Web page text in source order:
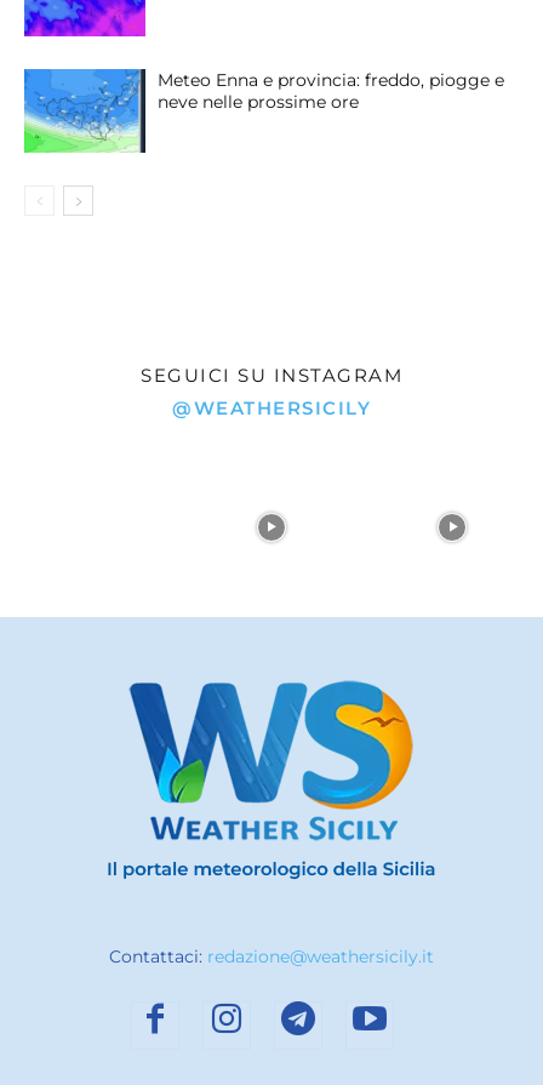
Meteo Enna e provincia: freddo, piogge e
neve nelle prossime ore
SEGUICI SU INSTAGRAM
@WEATHERSICILY
Contattaci: redazione@weathersicily.it